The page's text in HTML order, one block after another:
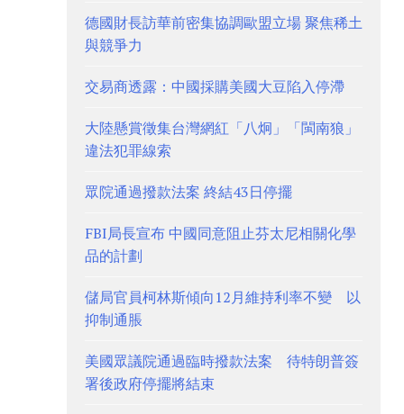
德國財長訪華前密集協調歐盟立場 聚焦稀土
與競爭力
交易商透露：中國採購美國大豆陷入停滯
大陸懸賞徵集台灣網紅「八炯」「閩南狼」
違法犯罪線索
眾院通過撥款法案 終結43日停擺
FBI局長宣布 中國同意阻止芬太尼相關化學
品的計劃
儲局官員柯林斯傾向12月維持利率不變 以
抑制通脹
美國眾議院通過臨時撥款法案 待特朗普簽
署後政府停擺將結束